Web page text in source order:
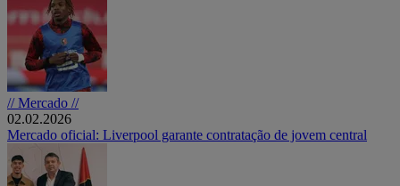
// Mercado //
02.02.2026
Mercado oficial: Liverpool garante contratação de jovem central